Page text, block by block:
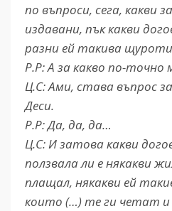
по въпроси, сега, какви
издавани, пък какви
разни ей такива
Р.Р: А за какво по-точно
Ц.С: Ами, става въпрос
Деси.
Р.Р: Да, да, да…
Ц.С: И затова какви
ползвала ли е някакви
плащал, някакви ей
които (…) те ги четат